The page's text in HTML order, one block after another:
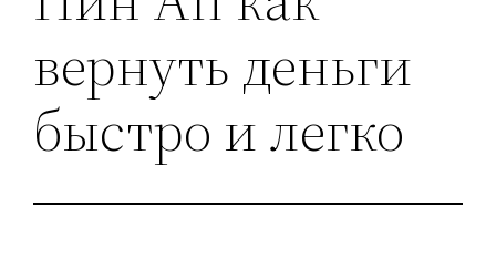
вернуть деньги
быстро и легко